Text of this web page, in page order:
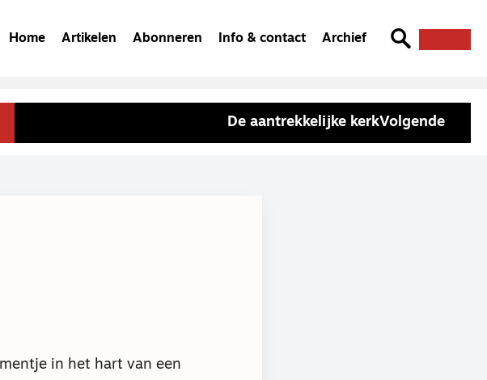
Home Artikelen Abonneren Info & contact Archief
De aantrekkelijke kerkVolgende
in het hart van een